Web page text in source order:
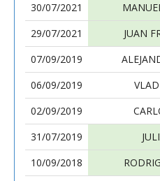
30/07/2021
29/07/2021
JUAN
07/09/2019
06/09/2019
02/09/2019
31/07/2019
10/09/2018